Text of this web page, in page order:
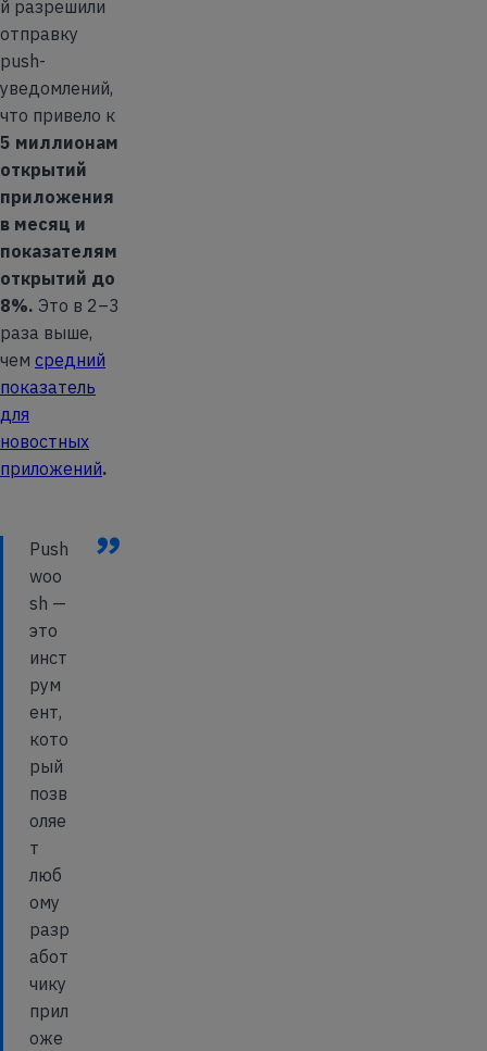
й разрешили
отправку
push-
уведомлений,
что привело к
5 миллионам
открытий
приложения
в месяц и
показателям
открытий до
8%. Это в 2–3
раза выше,
чем средний
показатель
для
новостных
приложений.
”
Push
woo
sh —
это
инст
рум
ент,
кото
рый
позв
оляе
т
люб
ому
разр
абот
чику
прил
оже